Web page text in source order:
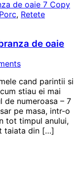
Porc, Retete
de oaie
cand parintii si
stiau ei mai
de numeroasa – 7
pe masa, intr-o
tot timpul anului,
taiata din […]